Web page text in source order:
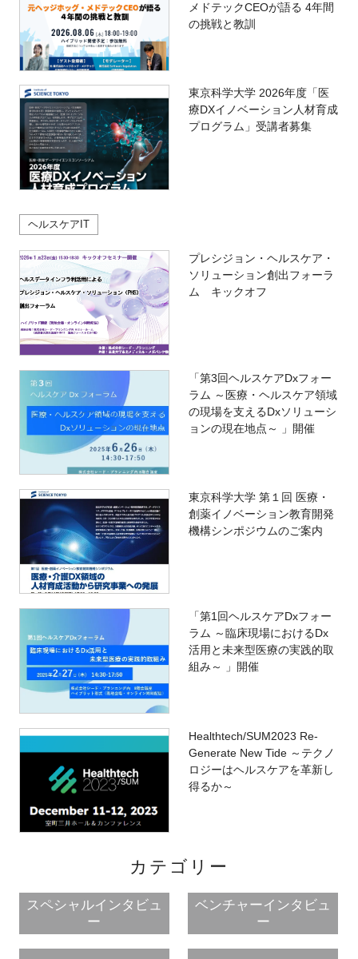
メドテックCEOが語る 4年間
の挑戦と教訓
東京科学大学 2026年度「医
療DXイノベーション人材育成
プログラム」受講者募集
ヘルスケアIT
プレシジョン・ヘルスケア・
ソリューション創出フォーラ
ム キックオフ
「第3回ヘルスケアDxフォー
ラム ～医療・ヘルスケア領域
の現場を支えるDxソリューシ
ョンの現在地点～ 」開催
東京科学大学 第１回 医療・
創薬イノベーション教育開発
機構シンポジウムのご案内
「第1回ヘルスケアDxフォー
ラム ～臨床現場におけるDx
活用と未来型医療の実践的取
組み～ 」開催
Healthtech/SUM2023 Re-
Generate New Tide ～テクノ
ロジーはヘルスケアを革新し
得るか～
カテゴリー
スペシャルインタビュ
ー
ベンチャーインタビュ
ー